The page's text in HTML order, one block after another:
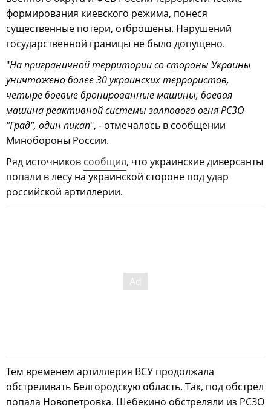
формирования киевского режима, понеся
существенные потери, отброшены. Нарушений
государственной границы не было допущено.
"На приграничной территории со стороны Украины
уничтожено более 30 украинских террористов,
четыре боевые бронированные машины, боевая
машина реактивной системы залпового огня РСЗО
"Град", один пикап", - отмечалось в сообщении
Минобороны России.
Ряд источников сообщил, что украинские диверсанты
попали в лесу на украинской стороне под удар
российской артиллерии.
Тем временем артиллерия ВСУ продолжала
обстреливать Белгородскую область. Так, под обстрел
попала Новопетровка. Шебекино обстреляли из РСЗО